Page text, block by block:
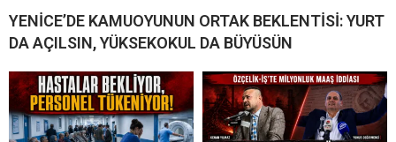
YENİCE’DE KAMUOYUNUN ORTAK BEKLENTİSİ: YURT
DA AÇILSIN, YÜKSEKOKUL DA BÜYÜSÜN